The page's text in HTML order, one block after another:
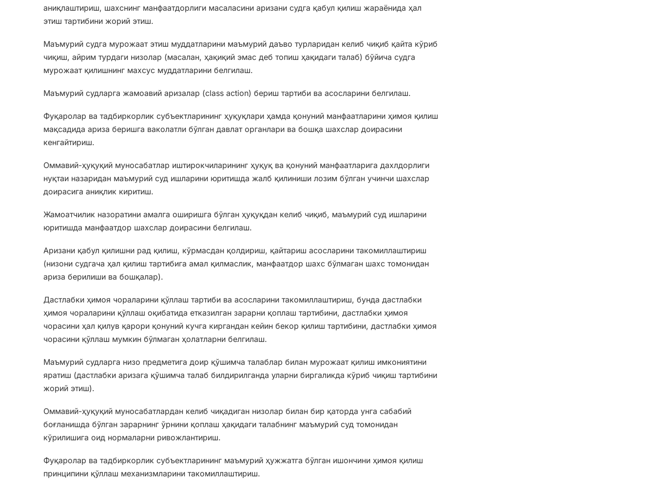
аниқлаштириш, шахснинг манфаатдорлиги масаласини аризани судга қабул қилиш жараёнида ҳал
этиш тартибини жорий этиш.
Маъмурий судга мурожаат этиш муддатларини маъмурий даъво турларидан келиб чиқиб қайта кўриб
чиқиш, айрим турдаги низолар (масалан, ҳақиқий эмас деб топиш ҳақидаги талаб) бўйича судга
мурожаат қилишнинг махсус муддатларини белгилаш.
Маъмурий судларга жамоавий аризалар (class action) бериш тартиби ва асосларини белгилаш.
Фуқаролар ва тадбиркорлик субъектларининг ҳуқуқлари ҳамда қонуний манфаатларини ҳимоя қилиш
мақсадида ариза беришга ваколатли бўлган давлат органлари ва бошқа шахслар доирасини
кенгайтириш.
Оммавий-ҳуқуқий муносабатлар иштирокчиларининг ҳуқуқ ва қонуний манфаатларига дахлдорлиги
нуқтаи назаридан маъмурий суд ишларини юритишда жалб қилиниши лозим бўлган учинчи шахслар
доирасига аниқлик киритиш.
Жамоатчилик назоратини амалга оширишга бўлган ҳуқуқдан келиб чиқиб, маъмурий суд ишларини
юритишда манфаатдор шахслар доирасини белгилаш.
Аризани қабул қилишни рад қилиш, кўрмасдан қолдириш, қайтариш асосларини такомиллаштириш
(низони судгача ҳал қилиш тартибига амал қилмаслик, манфаатдор шахс бўлмаган шахс томонидан
ариза берилиши ва бошқалар).
Дастлабки ҳимоя чораларини қўллаш тартиби ва асосларини такомиллаштириш, бунда дастлабки
ҳимоя чораларини қўллаш оқибатида етказилган зарарни қоплаш тартибини, дастлабки ҳимоя
чорасини ҳал қилув қарори қонуний кучга киргандан кейин бекор қилиш тартибини, дастлабки ҳимоя
чорасини қўллаш мумкин бўлмаган ҳолатларни белгилаш.
Маъмурий судларга низо предметига доир қўшимча талаблар билан мурожаат қилиш имкониятини
яратиш (дастлабки аризага қўшимча талаб билдирилганда уларни биргаликда кўриб чиқиш тартибини
жорий этиш).
Оммавий-ҳуқуқий муносабатлардан келиб чиқадиган низолар билан бир қаторда унга сабабий
боғланишда бўлган зарарнинг ўрнини қоплаш ҳақидаги талабнинг маъмурий суд томонидан
кўрилишига оид нормаларни ривожлантириш.
Фуқаролар ва тадбиркорлик субъектларининг маъмурий ҳужжатга бўлган ишончини ҳимоя қилиш
принципини қўллаш механизмларини такомиллаштириш.